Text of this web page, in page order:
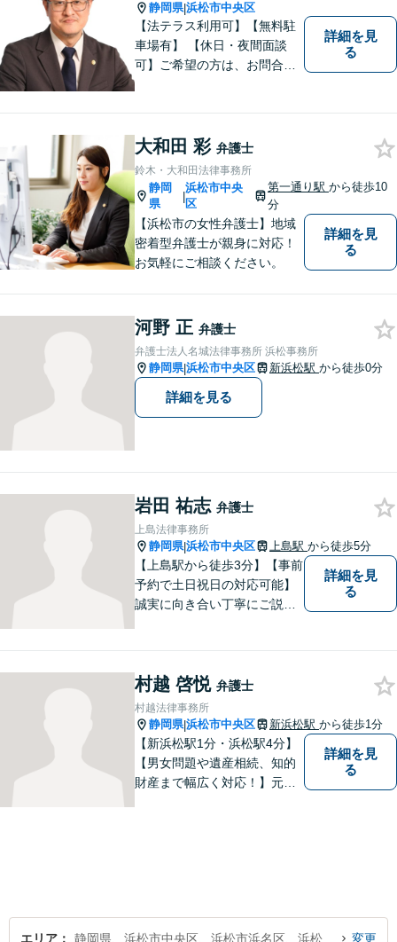
静岡県|浜松市中央区
【法テラス利用可】【無料駐
車場有】 【休日・夜間面談
可】ご希望の方は、お問合せ
詳細を見
る
大和田 彩 弁護士
鈴木・大和田法律事務所
静岡
県
|
浜松市中央
区
第一通り駅 から徒歩10
分
【浜松市の女性弁護士】地域
密着型弁護士が親身に対応！
お気軽にご相談ください。
詳細を見
る
河野 正 弁護士
弁護士法人名城法律事務所 浜松事務所
静岡県|浜松市中央区 新浜松駅 から徒歩0分
詳細を見る
岩田 祐志 弁護士
上島法律事務所
静岡県|浜松市中央区 上島駅 から徒歩5分
【上島駅から徒歩3分】【事前
予約で土日祝日の対応可能】
誠実に向き合い丁寧にご説明
詳細を見
る
村越 啓悦 弁護士
村越法律事務所
静岡県|浜松市中央区 新浜松駅 から徒歩1分
【新浜松駅1分・浜松駅4分】
【男女問題や遺産相続、知的
財産まで幅広く対応！】元裁
詳細を見
る
エリア 変更